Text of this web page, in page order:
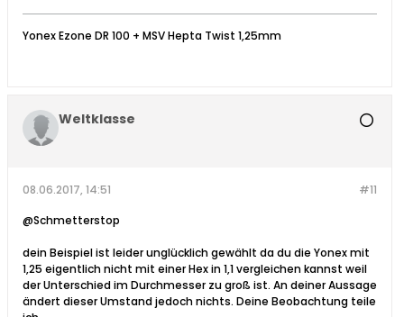
Yonex Ezone DR 100 + MSV Hepta Twist 1,25mm
Weltklasse
#11
08.06.2017, 14:51
@Schmetterstop
dein Beispiel ist leider unglücklich gewählt da du die Yonex mit
1,25 eigentlich nicht mit einer Hex in 1,1 vergleichen kannst weil
der Unterschied im Durchmesser zu groß ist. An deiner Aussage
ändert dieser Umstand jedoch nichts. Deine Beobachtung teile